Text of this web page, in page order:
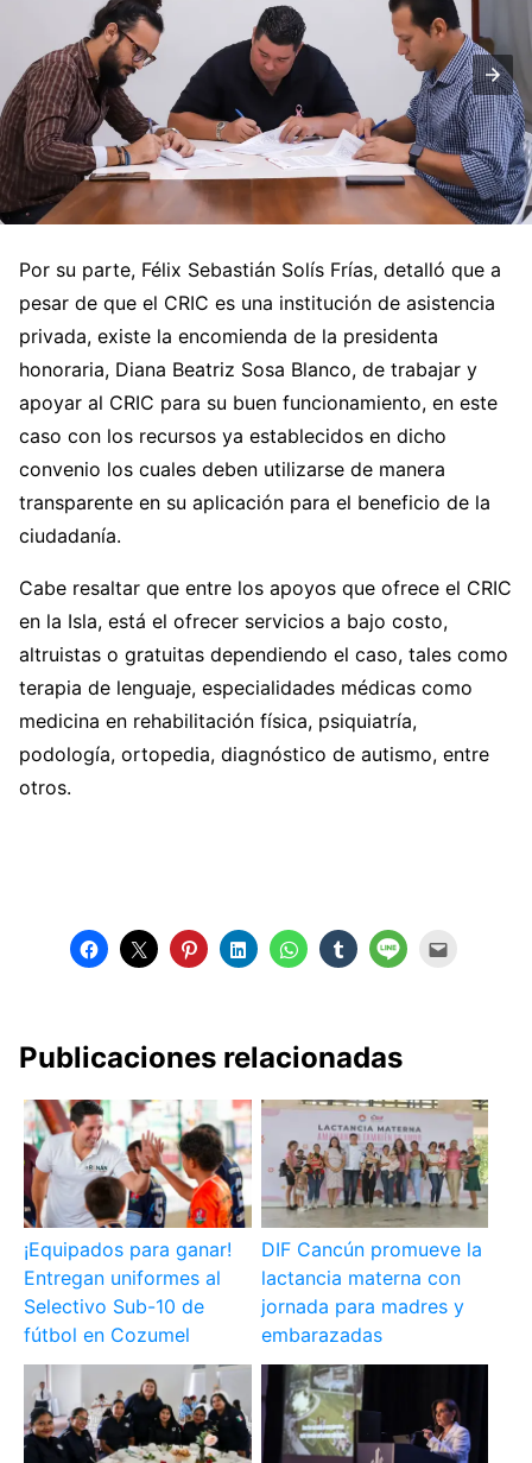
Por su parte, Félix Sebastián Solís Frías, detalló que a
pesar de que el CRIC es una institución de asistencia
privada, existe la encomienda de la presidenta
honoraria, Diana Beatriz Sosa Blanco, de trabajar y
apoyar al CRIC para su buen funcionamiento, en este
caso con los recursos ya establecidos en dicho
convenio los cuales deben utilizarse de manera
transparente en su aplicación para el beneficio de la
ciudadanía.
Cabe resaltar que entre los apoyos que ofrece el CRIC
en la Isla, está el ofrecer servicios a bajo costo,
altruistas o gratuitas dependiendo el caso, tales como
terapia de lenguaje, especialidades médicas como
medicina en rehabilitación física, psiquiatría,
podología, ortopedia, diagnóstico de autismo, entre
otros.
Publicaciones relacionadas
¡Equipados para ganar!
Entregan uniformes al
Selectivo Sub-10 de
fútbol en Cozumel
DIF Cancún promueve la
lactancia materna con
jornada para madres y
embarazadas